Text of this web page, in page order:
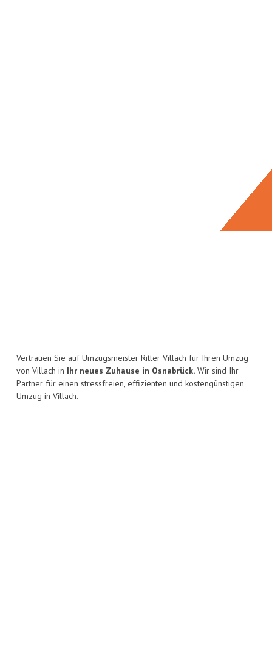
Vertrauen Sie auf Umzugsmeister Ritter Villach für Ihren Umzug
von Villach in Ihr neues Zuhause in Osnabrück. Wir sind Ihr
Partner für einen stressfreien, effizienten und kostengünstigen
Umzug in Villach.